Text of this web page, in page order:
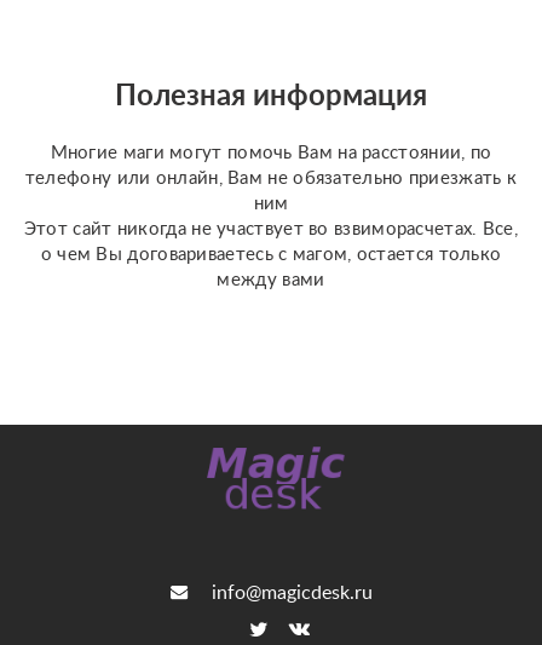
связей с людьми или
прошлыми ситуациями. °
Полезная информация
Многие маги могут помочь Вам на расстоянии, по
телефону или онлайн, Вам не обязательно приезжать к
ним
Этот сайт никогда не участвует во взвиморасчетах. Все,
о чем Вы договариваетесь с магом, остается только
между вами
info@magicdesk.ru